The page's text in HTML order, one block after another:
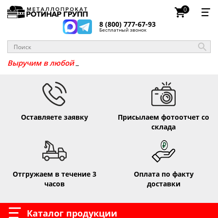
8 (800) 777-67-93
Бесплатный звонок
0
Выручим _
Оставляете заявку
Присылаем фотоотчет со
склада
Отгружаем в течение 3
часов
Оплата по факту
доставки
Каталог продукции